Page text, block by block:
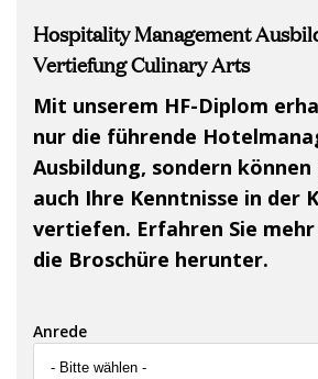
Hospitality Management
Vertiefung Culinary Arts
Mit unserem HF-Diplom
nur die führende
Ausbildung, sondern
auch Ihre Kenntnisse in der
vertiefen. Erfahren Sie mehr
die Broschüre herunter.
Anrede